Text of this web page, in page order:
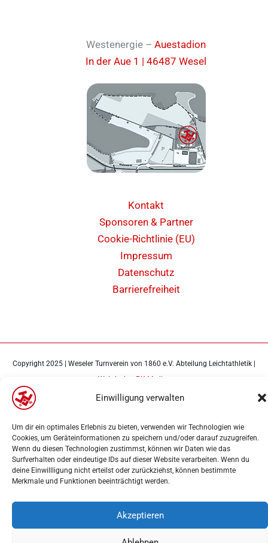
Einwilligung verwalten
Um dir ein optimales Erlebnis zu bieten, verwenden wir Technologien wie
Cookies, um Geräteinformationen zu speichern und/oder darauf zuzugreifen.
Wenn du diesen Technologien zustimmst, können wir Daten wie das
Surfverhalten oder eindeutige IDs auf dieser Website verarbeiten. Wenn du
deine Einwillligung nicht erteilst oder zurückziehst, können bestimmte
Merkmale und Funktionen beeinträchtigt werden.
Akzeptieren
Westenergie – Auestadion
In der Aue 1 | 46487 Wesel
Kontakt
Sponsoren & Partner
Cookie-Richtlinie (EU)
Impressum
Datenschutz
Barrierefreiheit
Copyright 2025 | Weseler Turnverein von 1860 e.V. Abteilung Leichtathletik |
Webdesign
PK-Medien